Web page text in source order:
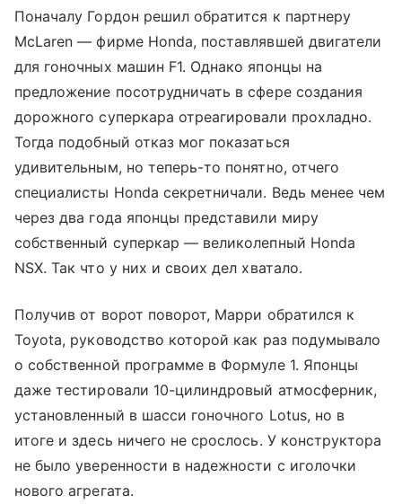
Поначалу Гордон решил обратится к партнеру
McLaren — фирме Honda, поставлявшей двигатели
для гоночных машин F1. Однако японцы на
предложение посотрудничать в сфере создания
дорожного суперкара отреагировали прохладно.
Тогда подобный отказ мог показаться
удивительным, но теперь-то понятно, отчего
специалисты Honda секретничали. Ведь менее чем
через два года японцы представили миру
собственный суперкар — великолепный Honda
NSX. Так что у них и своих дел хватало.
Получив от ворот поворот, Марри обратился к
Toyota, руководство которой как раз подумывало
о собственной программе в Формуле 1. Японцы
даже тестировали 10-цилиндровый атмосферник,
установленный в шасси гоночного Lotus, но в
итоге и здесь ничего не срослось. У конструктора
не было уверенности в надежности с иголочки
нового агрегата.